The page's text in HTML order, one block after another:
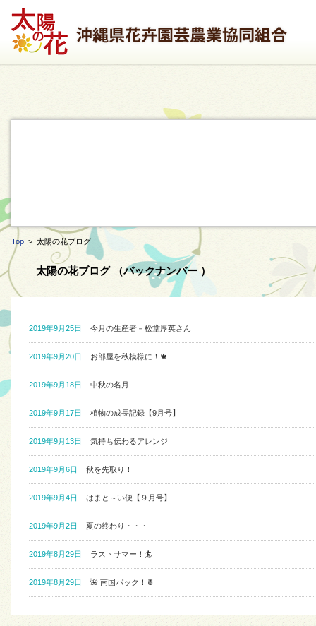
Top > 太陽の花ブログ
太陽の花ブログ （バックナンバー ）
2019年9月25日 今月の生産者－松堂厚英さん
2019年9月20日 お部屋を秋模様に！🍁
2019年9月18日 中秋の名月
2019年9月17日 植物の成長記録【9月号】
2019年9月13日 気持ち伝わるアレンジ
2019年9月6日 秋を先取り！
2019年9月4日 はまと～い便【９月号】
2019年9月2日 夏の終わり・・・
2019年8月29日 ラストサマー！🏄
2019年8月29日 🌺 南国パック！🍍